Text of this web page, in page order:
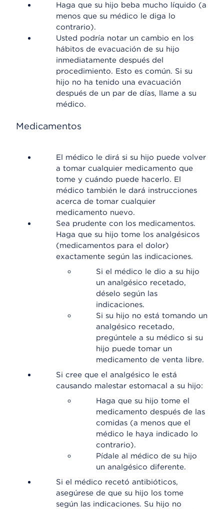
Haga que su hijo beba mucho líquido (a
menos que su médico le diga lo
contrario).
Usted podría notar un cambio en los
hábitos de evacuación de su hijo
inmediatamente después del
procedimiento. Esto es común. Si su
hijo no ha tenido una evacuación
después de un par de días, llame a su
médico.
Medicamentos
El médico le dirá si su hijo puede volver
a tomar cualquier medicamento que
tome y cuándo puede hacerlo. El
médico también le dará instrucciones
acerca de tomar cualquier
medicamento nuevo.
Sea prudente con los medicamentos.
Haga que su hijo tome los analgésicos
(medicamentos para el dolor)
exactamente según las indicaciones.
Si el médico le dio a su hijo
un analgésico recetado,
déselo según las
indicaciones.
Si su hijo no está tomando un
analgésico recetado,
pregúntele a su médico si su
hijo puede tomar un
medicamento de venta libre.
Si cree que el analgésico le está
causando malestar estomacal a su hijo:
Haga que su hijo tome el
medicamento después de las
comidas (a menos que el
médico le haya indicado lo
contrario).
Pídale al médico de su hijo
un analgésico diferente.
Si el médico recetó antibióticos,
asegúrese de que su hijo los tome
según las indicaciones. Su hijo no